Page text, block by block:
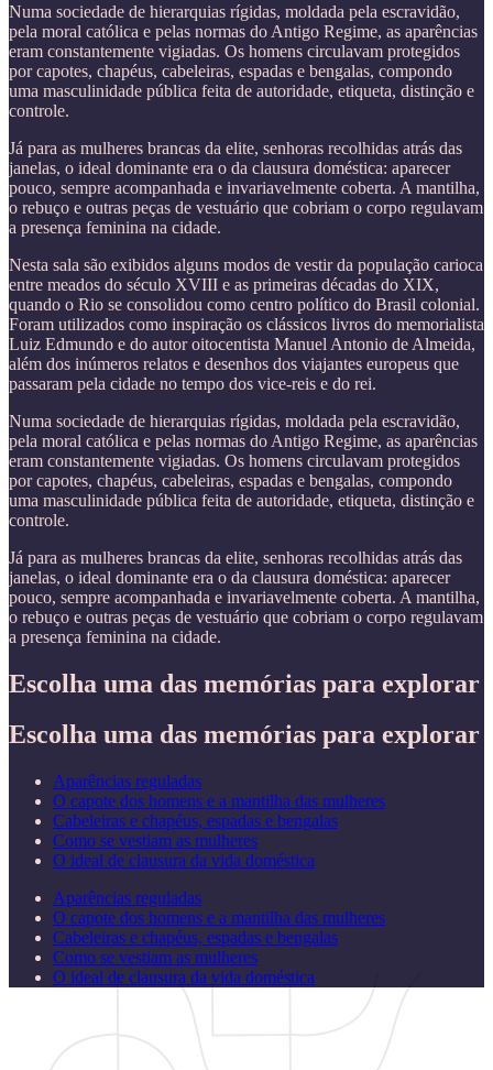
Numa sociedade de hierarquias rígidas, moldada pela escravidão,
pela moral católica e pelas normas do Antigo Regime, as aparências
eram constantemente vigiadas. Os homens circulavam protegidos
por capotes, chapéus, cabeleiras, espadas e bengalas, compondo
uma masculinidade pública feita de autoridade, etiqueta, distinção e
controle.
Já para as mulheres brancas da elite, senhoras recolhidas atrás das
janelas, o ideal dominante era o da clausura doméstica: aparecer
pouco, sempre acompanhada e invariavelmente coberta. A mantilha,
o rebuço e outras peças de vestuário que cobriam o corpo regulavam
a presença feminina na cidade.
Nesta sala são exibidos alguns modos de vestir da população carioca
entre meados do século XVIII e as primeiras décadas do XIX,
quando o Rio se consolidou como centro político do Brasil colonial.
Foram utilizados como inspiração os clássicos livros do memorialista
Luiz Edmundo e do autor oitocentista Manuel Antonio de Almeida,
além dos inúmeros relatos e desenhos dos viajantes europeus que
passaram pela cidade no tempo dos vice-reis e do rei.
Numa sociedade de hierarquias rígidas, moldada pela escravidão,
pela moral católica e pelas normas do Antigo Regime, as aparências
eram constantemente vigiadas. Os homens circulavam protegidos
por capotes, chapéus, cabeleiras, espadas e bengalas, compondo
uma masculinidade pública feita de autoridade, etiqueta, distinção e
controle.
Já para as mulheres brancas da elite, senhoras recolhidas atrás das
janelas, o ideal dominante era o da clausura doméstica: aparecer
pouco, sempre acompanhada e invariavelmente coberta. A mantilha,
o rebuço e outras peças de vestuário que cobriam o corpo regulavam
a presença feminina na cidade.
Escolha uma das memórias para explorar
Escolha uma das memórias para explorar
Aparências reguladas
O capote dos homens e a mantilha das mulheres
Cabeleiras e chapéus, espadas e bengalas
Como se vestiam as mulheres
O ideal de clausura da vida doméstica
Aparências reguladas
O capote dos homens e a mantilha das mulheres
Cabeleiras e chapéus, espadas e bengalas
Como se vestiam as mulheres
O ideal de clausura da vida doméstica